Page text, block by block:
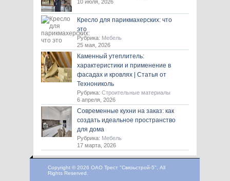
10 июля, 2026
Кресло для парикмахерских: что
это
Рубрика: Мебель
25 мая, 2026
Каменный утеплитель:
характеристики и применение в
фасадах и кровлях | Статья от
Технониколь
Рубрика: Строительные материалы
6 апреля, 2026
Современные кухни на заказ: как
создать идеальное пространство
для дома
Рубрика: Мебель
17 марта, 2026
Copyright © 2026 ОАО Трест "Связьстрой-5", All
Rights Reserved.